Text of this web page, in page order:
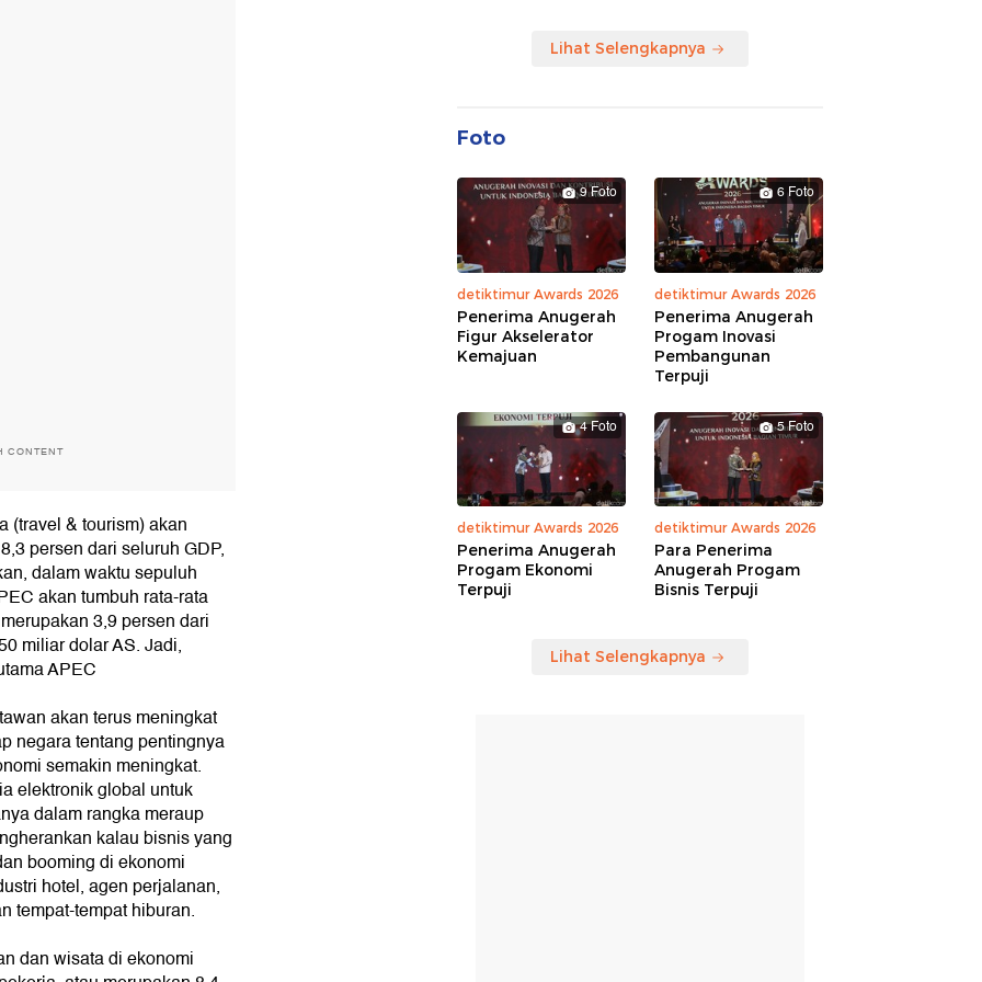
CONTENT
(travel & tourism) akan
persen dari seluruh GDP,
dalam waktu sepuluh
akan tumbuh rata-rata
3,9 persen dari
miliar dolar AS. Jadi,
APEC
akan terus meningkat
negara tentang pentingnya
semakin meningkat.
elektronik global untuk
dalam rangka meraup
kalau bisnis yang
booming di ekonomi
hotel, agen perjalanan,
tempat-tempat hiburan.
dan wisata di ekonomi
Lihat Selengkapnya
Foto
9 Foto
detiktimur Awards 2026
Penerima Anugerah
Figur Akselerator
Kemajuan
6 Foto
detiktimur Awards 2026
Penerima Anugerah
Progam Inovasi
Pembangunan
Terpuji
4 Foto
detiktimur Awards 2026
Penerima Anugerah
Progam Ekonomi
Terpuji
5 Foto
detiktimur Awards 2026
Para Penerima
Anugerah Progam
Bisnis Terpuji
Lihat Selengkapnya